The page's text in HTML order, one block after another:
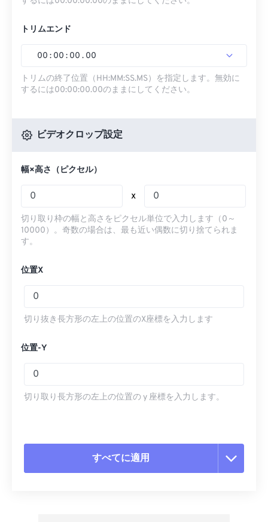
トリムエンド
00 : 00 : 00 . 00
トリムの終了位置（HH:MM:SS.MS）を指定します。無効に
するには00:00:00.00のままにしてください。
ビデオクロップ設定
幅×高さ（ピクセル）
x
切り取り枠の幅と高さをピクセル単位で入力します（0～
10000）。奇数の場合は、最も近い偶数に切り捨てられま
す。
位置X
切り抜き長方形の左上の位置のX座標を入力します
位置-Y
切り取り長方形の左上の位置の y 座標を入力します。
すべてに適用